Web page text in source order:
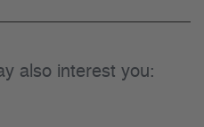
also interest you: